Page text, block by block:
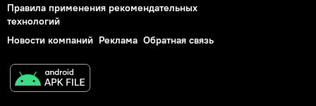
Правила применения рекомендательных
технологий
Новости компаний Реклама Обратная связь